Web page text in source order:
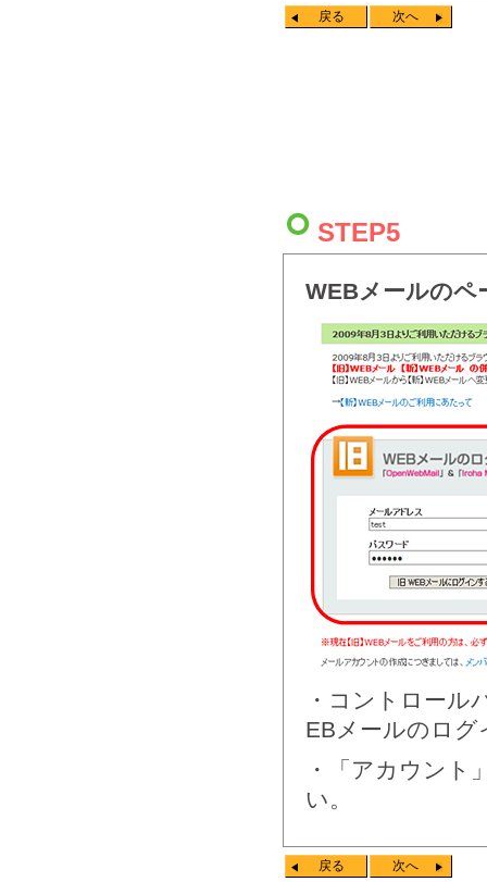
戻る 次へ
STEP5
WEBメールのペ
・コントロール
EBメールのロ
・「アカウント
い。
戻る 次へ